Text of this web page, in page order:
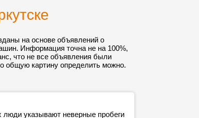
на основе объявлений о
Информация точна не на 100%,
что не все объявления были
общую картину определить можно.
люди указывают неверные пробеги